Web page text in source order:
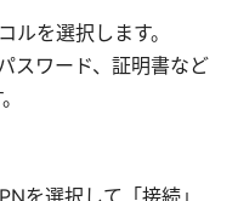
ルを選択します。
スワード、証明書など
を選択して「接続」